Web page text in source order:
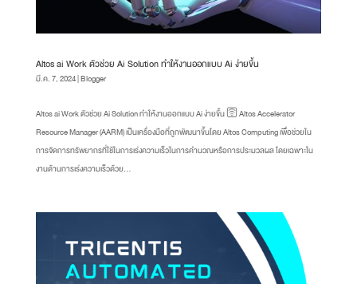
Altos ai Work ตัวช่วย Ai Solution ทำให้งานออกแบบ Ai ง่ายขึ้น
มี.ค. 7, 2024|Blogger
Altos ai Work ตัวช่วย Ai Solution ทำให้งานออกแบบ Ai ง่ายขึ้น 🛜 Altos Accelerator
Resource Manager (AARM) เป็นเครื่องมือที่ถูกพัฒนาขึ้นโดย Altos Computing เพื่อช่วยใน
การจัดการทรัพยากรที่ใช้ในการเร่งความเร็วในการคำนวณหรือการประมวลผล โดยเฉพาะใน
งานด้านการเร่งความเร็วด้วย...